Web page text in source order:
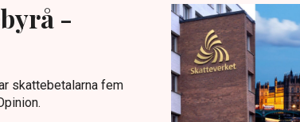
-
skattebetalarna fem